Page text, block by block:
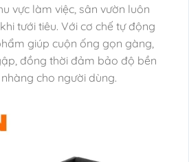
vực làm việc, sân vườn luôn
tưới tiêu. Với cơ chế tự động
giúp cuộn ống gọn gàng,
đồng thời đảm bảo độ bền
cho người dùng.